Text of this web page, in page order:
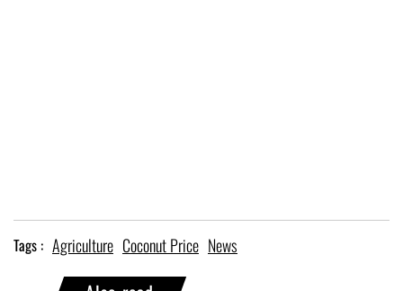
Tags : Agriculture Coconut Price News